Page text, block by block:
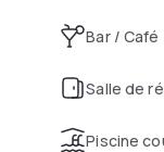
Bar / Café
Salle de
Piscine